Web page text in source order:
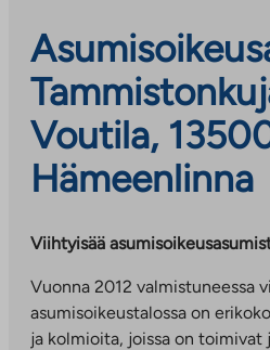
Voutila,
Hämeenlinna
Viihtyisää
Vuonna 2012 valmistuneessa
asumisoikeustalossa on
ja kolmioita, joissa on toimivat